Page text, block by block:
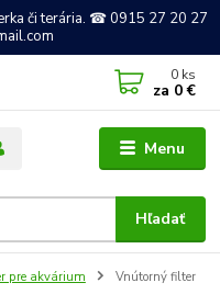
či terária. ☎ 0915 27 20 27
Menu
Hľadať
0 ks
za 0 €
pre akvárium
Vnútorný filter